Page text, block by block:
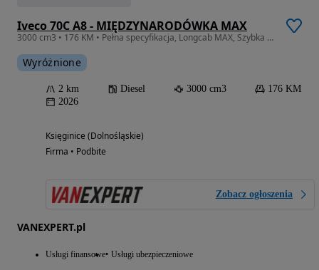
Iveco 70C A8 - MIĘDZYNARODÓWKA MAX
3000 cm3 • 176 KM • Pełna specyfikacja, Longcab MAX, Szybka dostępność
Wyróżnione
2 km Diesel 3000 cm3
176 KM
2026
Księginice (Dolnośląskie)
Firma • Podbite
Zobacz ogłoszenia
VANEXPERT.pl
Usługi finansowe Usługi ubezpieczeniowe